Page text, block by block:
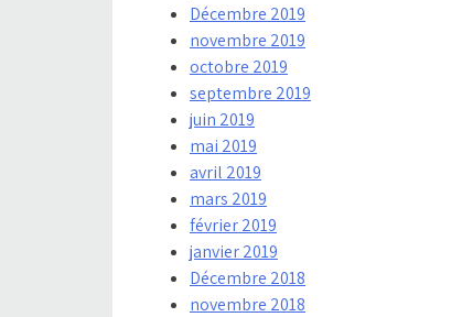
Décembre 2019
novembre 2019
octobre 2019
septembre 2019
juin 2019
mai 2019
avril 2019
mars 2019
février 2019
janvier 2019
Décembre 2018
novembre 2018